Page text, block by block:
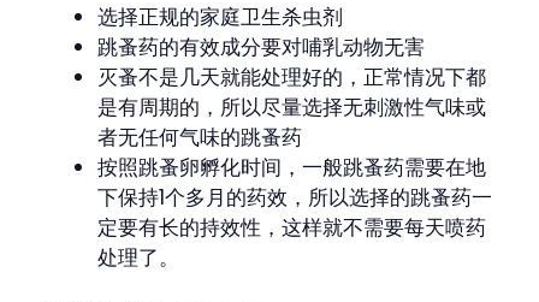
选择正规的家庭卫生杀虫剂
跳蚤药的有效成分要对哺乳动物无害
灭蚤不是几天就能处理好的，正常情况下都
是有周期的，所以尽量选择无刺激性气味或
者无任何气味的跳蚤药
按照跳蚤卵孵化时间，一般跳蚤药需要在地
下保持1个多月的药效，所以选择的跳蚤药一
定要有长的持效性，这样就不需要每天喷药
处理了。